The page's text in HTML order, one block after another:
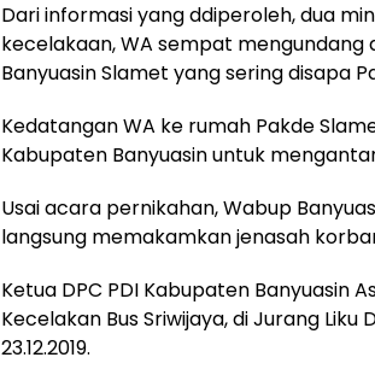
Dari informasi yang ddiperoleh, dua
kecelakaan, WA sempat
Banyuasin Slamet yang sering disapa
Kedatangan WA ke rumah Pakde
Kabupaten Banyuasin untuk
Usai acara pernikahan, Wabup
langsung memakamkan jenasah
Ketua DPC PDI Kabupaten Banyuasin
Kecelakan Bus Sriwijaya, di Jurang
23.12.2019.